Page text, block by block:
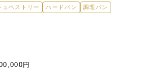
ュペストリー ハードパン
調理パン
円